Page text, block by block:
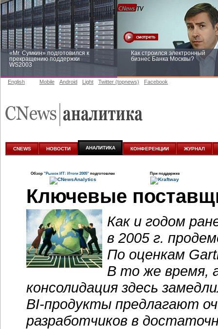
«Mr. Сумкин» подготовился к
прекращению поддержки
WS2003
Как строился электронный
бизнес Банка Москвы?
аналитике
English Mobile Android Light Twitter (topnews) Facebook
CNEWS НОВОСТИ АНАЛИТИКА КОНФЕРЕНЦИИ ЖУРНАЛ
Обзор "Рынок ИТ: Итоги 2005" подготовлен При поддержке
Ключевые
Как и годом
в 2005 г.
По оценкам
В то же время,
консолидация здесь
BI-продукты предлагают
разработчиков в